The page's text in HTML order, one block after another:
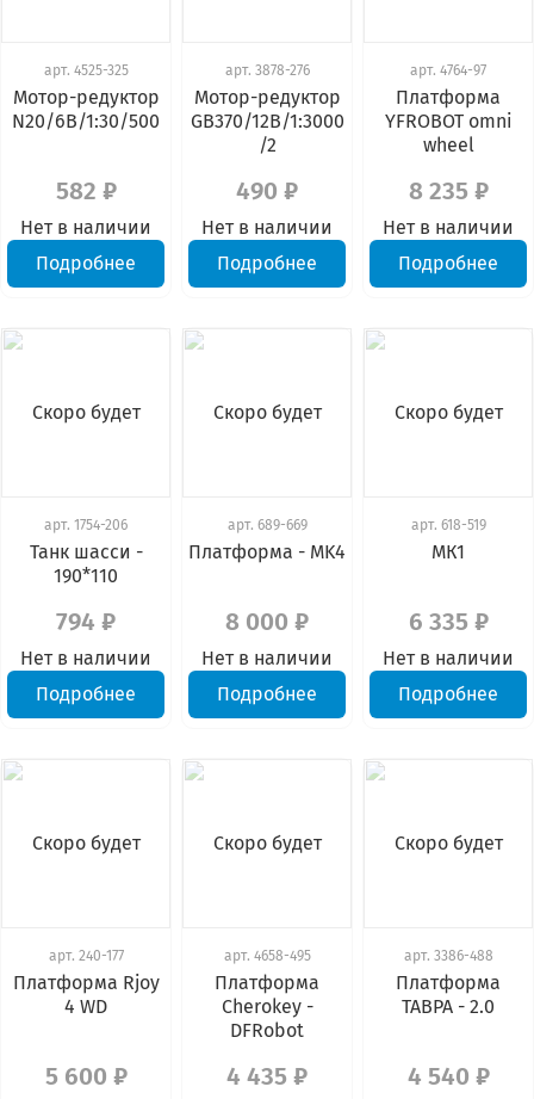
арт. 4525-325
Мотор-редуктор
N20/6В/1:30/500
582 ₽
Нет в наличии
Подробнее
арт. 3878-276
Мотор-редуктор
GB370/12В/1:3000
/2
490 ₽
Нет в наличии
Подробнее
арт. 4764-97
Платформа
YFROBOT omni
wheel
8 235 ₽
Нет в наличии
Подробнее
Скоро будет
арт. 1754-206
Танк шасси -
190*110
794 ₽
Нет в наличии
Подробнее
Скоро будет
арт. 689-669
Платформа - MK4
8 000 ₽
Нет в наличии
Подробнее
Скоро будет
арт. 618-519
МК1
6 335 ₽
Нет в наличии
Подробнее
Скоро будет
арт. 240-177
Платформа Rjoy
4 WD
5 600 ₽
Скоро будет
арт. 4658-495
Платформа
Cherokey -
DFRobot
4 435 ₽
Скоро будет
арт. 3386-488
Платформа
ТАВРА - 2.0
4 540 ₽